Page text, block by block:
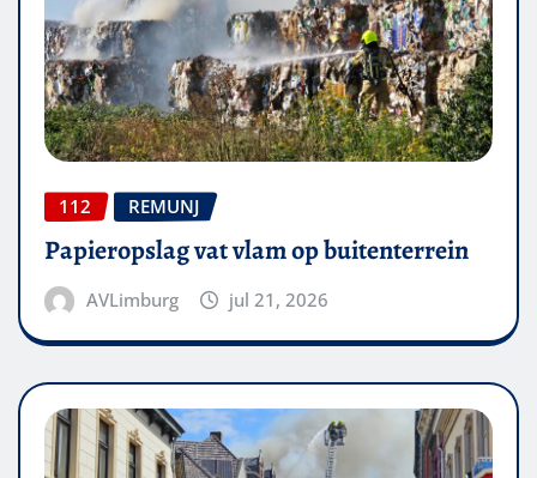
112 REMUNJ
Papieropslag vat vlam op buitenterrein
AVLimburg jul 21, 2026